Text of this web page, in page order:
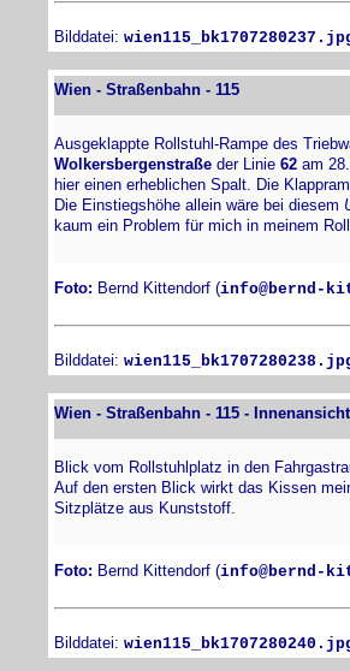
Bilddatei:
Wien - Straßenbahn - 115
Ausgeklappte Rollstuhl-Rampe des
Wolkersbergenstraße der Linie 62 am
hier einen erheblichen Spalt. Die
Die Einstiegshöhe allein wäre bei diesem
kaum ein Problem für mich in meinem
Foto: Bernd Kittendorf (info@bernd-
Bilddatei:
Wien - Straßenbahn - 115 - Innenansicht
Blick vom Rollstuhlplatz in den
Auf den ersten Blick wirkt das Kissen
Sitzplätze aus Kunststoff.
Foto: Bernd Kittendorf (info@bernd-
Bilddatei: